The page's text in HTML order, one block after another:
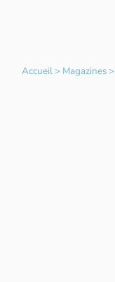
Accueil> Magazines>